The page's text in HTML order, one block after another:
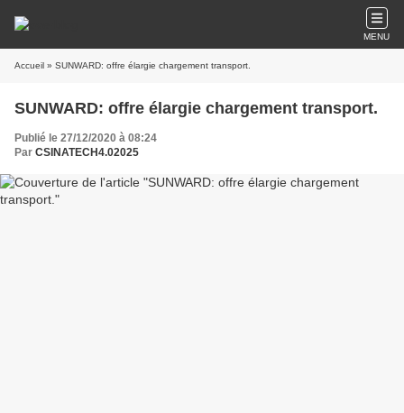
MENU
Accueil » SUNWARD: offre élargie chargement transport.
SUNWARD: offre élargie chargement transport.
Publié le 27/12/2020 à 08:24
Par CSINATECH4.02025